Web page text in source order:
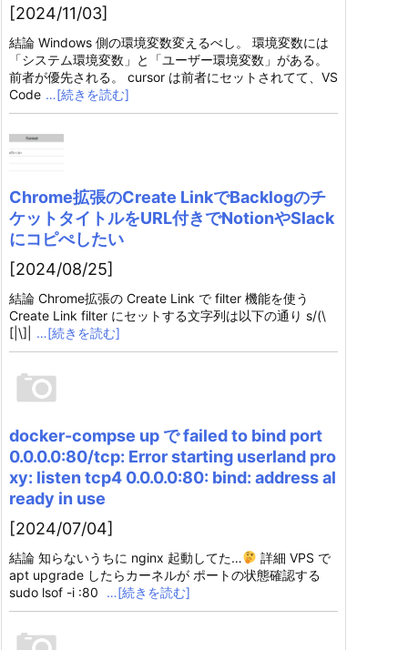
[2024/11/03]
結論 Windows 側の環境変数変えるべし。 環境変数には
「システム環境変数」と「ユーザー環境変数」がある。
前者が優先される。 cursor は前者にセットされてて、VS
Code …[続きを読む]
Chrome拡張のCreate LinkでBacklogのチ
ケットタイトルをURL付きでNotionやSlack
にコピぺしたい
[2024/08/25]
結論 Chrome拡張の Create Link で filter 機能を使う
Create Link filter にセットする文字列は以下の通り s/(\
[|\]|
…[続きを読む]
docker-compse up で failed to bind port
0.0.0.0:80/tcp: Error starting userland pro
xy: listen tcp4 0.0.0.0:80: bind: address al
ready in use
[2024/07/04]
結論 知らないうちに nginx 起動してた…
詳細 VPS で
apt upgrade したらカーネルが ポートの状態確認する
sudo lsof -i :80
…[続きを読む]